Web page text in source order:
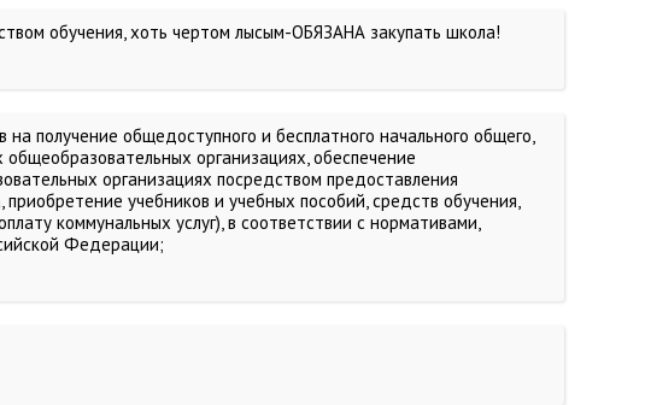
обучения, хоть чертом лысым-ОБЯЗАНА закупать школа!
получение общедоступного и бесплатного начального общего,
организациях, обеспечение
организациях посредством предоставления
учебников и учебных пособий, средств обучения,
коммунальных услуг), в соответствии с нормативами,
Федерации;